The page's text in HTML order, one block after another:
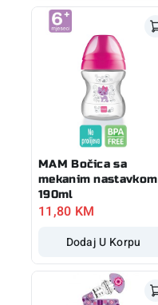
MAM Bočica sa
mekanim nastavkom
190ml
11,80 KM
Dodaj U Korpu